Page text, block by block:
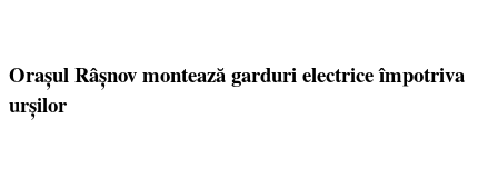
Orașul Râșnov montează garduri electrice împotriva
urșilor